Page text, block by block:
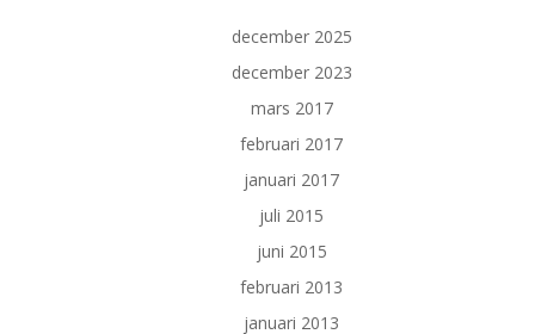
december 2025
december 2023
mars 2017
februari 2017
januari 2017
juli 2015
juni 2015
februari 2013
januari 2013